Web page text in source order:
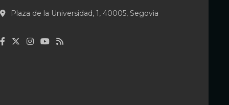
Plaza de la Universidad, 1, 40005, Segovia